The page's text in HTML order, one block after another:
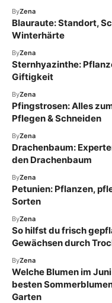
ByZena
Blauraute: Standort,
Winterhärte
ByZena
Sternhyazinthe:
Giftigkeit
ByZena
Pfingstrosen: Alles
Pflegen & Schneiden
ByZena
Drachenbaum:
den Drachenbaum
ByZena
Petunien: Pflanzen,
Sorten
ByZena
So hilfst du frisch
Gewächsen durch
ByZena
Welche Blumen im
besten
Garten